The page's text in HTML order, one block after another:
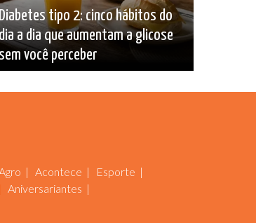
tipo 2: cinco hábitos do
a dia que aumentam a glicose
sem você perceber
Acontece
Esporte
Aniversariantes